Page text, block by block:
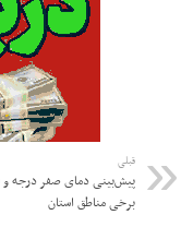
قبلی
پیش‌بینی دمای صفر درجه و
برخی مناطق استان